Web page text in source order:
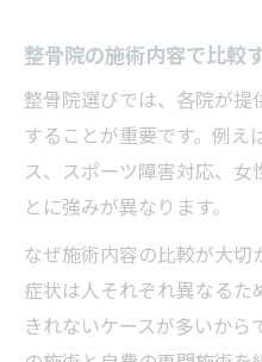
整骨院の施術内容で比較
整骨院選びでは、各院が提
することが重要です。例え
ス、スポーツ障害対応、
とに強みが異なります。
なぜ施術内容の比較が大切
症状は人それぞれ異なるた
きれないケースが多いから